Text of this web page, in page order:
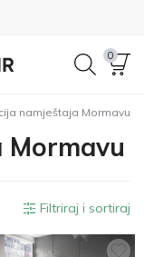
dana
0
namještaja Mormavu
Mormavu
Filtriraj i sortiraj